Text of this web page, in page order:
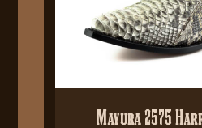
Mayura 2575